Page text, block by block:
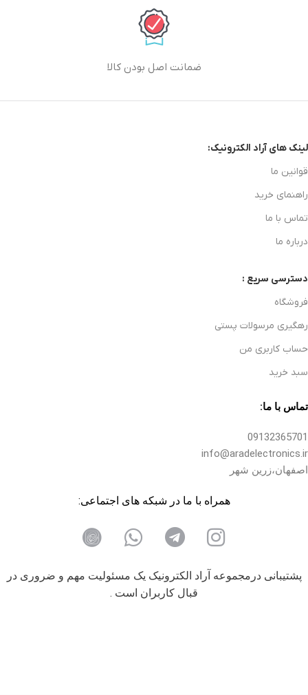
ضمانت اصل بودن کالا
لینک های آراد الکترونیک:
قوانین ما
راهنمای خرید
تماس با ما
درباره ما
دسترسی سریع :
فروشگاه
رهگیری مرسولات پستی
حساب کاربری من
سبد خرید
تماس با ما:
09132365701
info@aradelectronics.ir
اصفهان،زرین شهر
همراه با ما در شبکه های اجتماعی:
پشتیبانی درمجموعه آراد الکترونیک یک مسئولیت مهم و ضروری در
قبال کاربران است .